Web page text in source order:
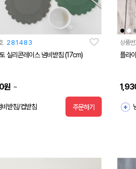
281483
실리콘레이스 냄비받침 (17cm)
원 ~
비받침/컵받침 주문하기
상품
플라